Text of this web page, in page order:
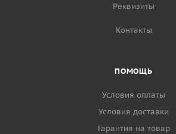
Реквизиты
Контакты
ПОМОЩЬ
Условия оплаты
Условия доставки
Гарантия на товар